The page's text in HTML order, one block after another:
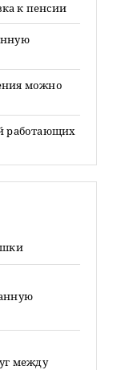
к пенсии
можно
работающих
между